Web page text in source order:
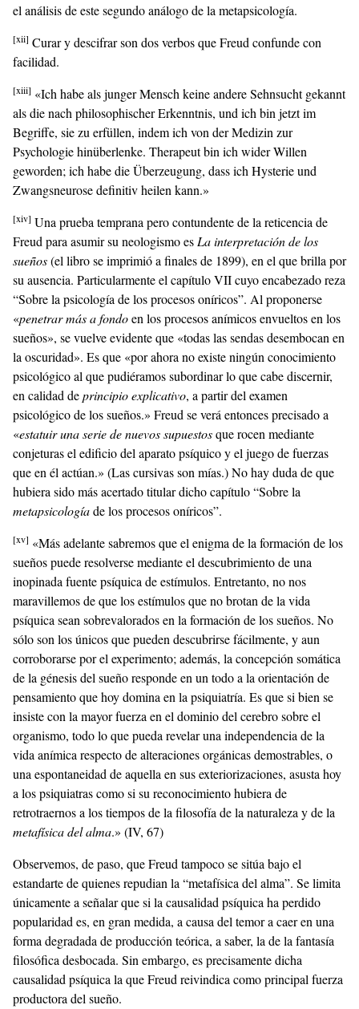
el análisis de este segundo análogo de la metapsicología.
[xii] Curar y descifrar son dos verbos que Freud confunde con
facilidad.
[xiii] «Ich habe als junger Mensch keine andere Sehnsucht gekannt
als die nach philosophischer Erkenntnis, und ich bin jetzt im
Begriffe, sie zu erfüllen, indem ich von der Medizin zur
Psychologie hinüberlenke. Therapeut bin ich wider Willen
geworden; ich habe die Überzeugung, dass ich Hysterie und
Zwangsneurose definitiv heilen kann.»
[xiv] Una prueba temprana pero contundente de la reticencia de
Freud para asumir su neologismo es La interpretación de los
sueños(el libro se imprimió a finales de 1899), en el que brilla por
su ausencia. Particularmente el capítulo VII cuyo encabezado reza
“Sobre la psicología de los procesos oníricos”. Al proponerse
«penetrar más a fondoen los procesos anímicos envueltos en los
sueños», se vuelve evidente que «todas las sendas desembocan en
la oscuridad». Es que «por ahora no existe ningún conocimiento
psicológico al que pudiéramos subordinar lo que cabe discernir,
en calidad deprincipio explicativo, a partir del examen
psicológico de los sueños.» Freud se verá entonces precisado a
«estatuir una serie de nuevos supuestosque rocen mediante
conjeturas el edificio del aparato psíquico y el juego de fuerzas
que en él actúan.» (Las cursivas son mías.) No hay duda de que
hubiera sido más acertado titular dicho capítulo “Sobre la
metapsicologíade los procesos oníricos”.
[xv] «Más adelante sabremos que el enigma de la formación de los
sueños puede resolverse mediante el descubrimiento de una
inopinada fuente psíquica de estímulos. Entretanto, no nos
maravillemos de que los estímulos que no brotan de la vida
psíquica sean sobrevalorados en la formación de los sueños. No
sólo son los únicos que pueden descubrirse fácilmente, y aun
corroborarse por el experimento; además, la concepción somática
de la génesis del sueño responde en un todo a la orientación de
pensamiento que hoy domina en la psiquiatría. Es que si bien se
insiste con la mayor fuerza en el dominio del cerebro sobre el
organismo, todo lo que pueda revelar una independencia de la
vida anímica respecto de alteraciones orgánicas demostrables, o
una espontaneidad de aquella en sus exteriorizaciones, asusta hoy
a los psiquiatras como si su reconocimiento hubiera de
retrotraernos a los tiempos de la filosofía de la naturaleza y de la
metafísica del alma.» (IV, 67)
Observemos, de paso, que Freud tampoco se sitúa bajo el
estandarte de quienes repudian la “metafísica del alma”. Se limita
únicamente a señalar que si la causalidad psíquica ha perdido
popularidad es, en gran medida, a causa del temor a caer en una
forma degradada de producción teórica, a saber, la de la fantasía
filosófica desbocada. Sin embargo, es precisamente dicha
causalidad psíquica la que Freud reivindica como principal fuerza
productora del sueño.